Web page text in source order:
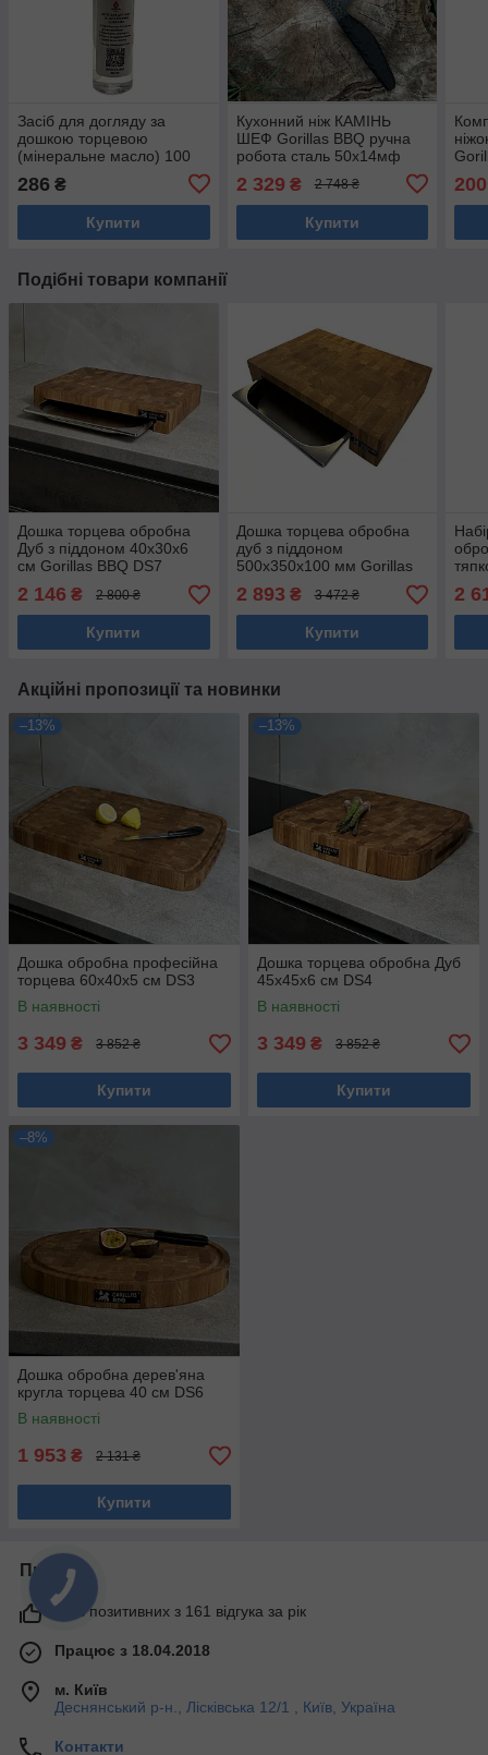
Засіб для догляду за
дошкою торцевою
(мінеральне масло) 100
286 ₴
Купити
Кухонний ніж КАМІНЬ
ШЕФ Gorillas BBQ ручна
робота сталь 50х14мф
2 329 ₴ 2 748 ₴
Купити
200
Подібні товари компанії
Дошка торцева обробна
Дуб з піддоном 40х30х6
см Gorillas BBQ DS7
2 146 ₴ 2 800 ₴
Купити
Дошка торцева обробна
дуб з піддоном
500х350х100 мм Gorillas
2 893 ₴ 3 472 ₴
Купити
2
Акційні пропозиції та новинки
–13%
Дошка обробна професійна
торцева 60х40х5 см DS3
В наявності
3 349 ₴ 3 852 ₴
Купити
–13%
Дошка торцева обробна Дуб
45х45х6 см DS4
В наявності
3 349 ₴ 3 852 ₴
Купити
–8%
Дошка обробна дерев'яна
кругла торцева 40 см DS6
В наявності
1 953 ₴ 2 131 ₴
Купити
Про нас
95% позитивних з 161 відгука за рік
Працює з 18.04.2018
м. Київ
Деснянський р-н., Лісківська 12/1 , Київ, Україна
Контакти